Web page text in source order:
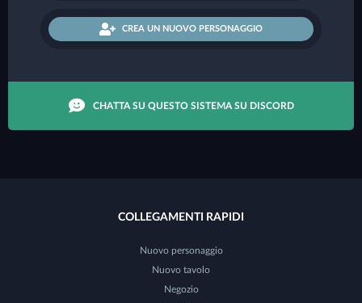
CREA UN NUOVO PERSONAGGIO
CHATTA SU QUESTO SISTEMA SU DISCORD
COLLEGAMENTI RAPIDI
Nuovo personaggio
Nuovo tavolo
Negozio